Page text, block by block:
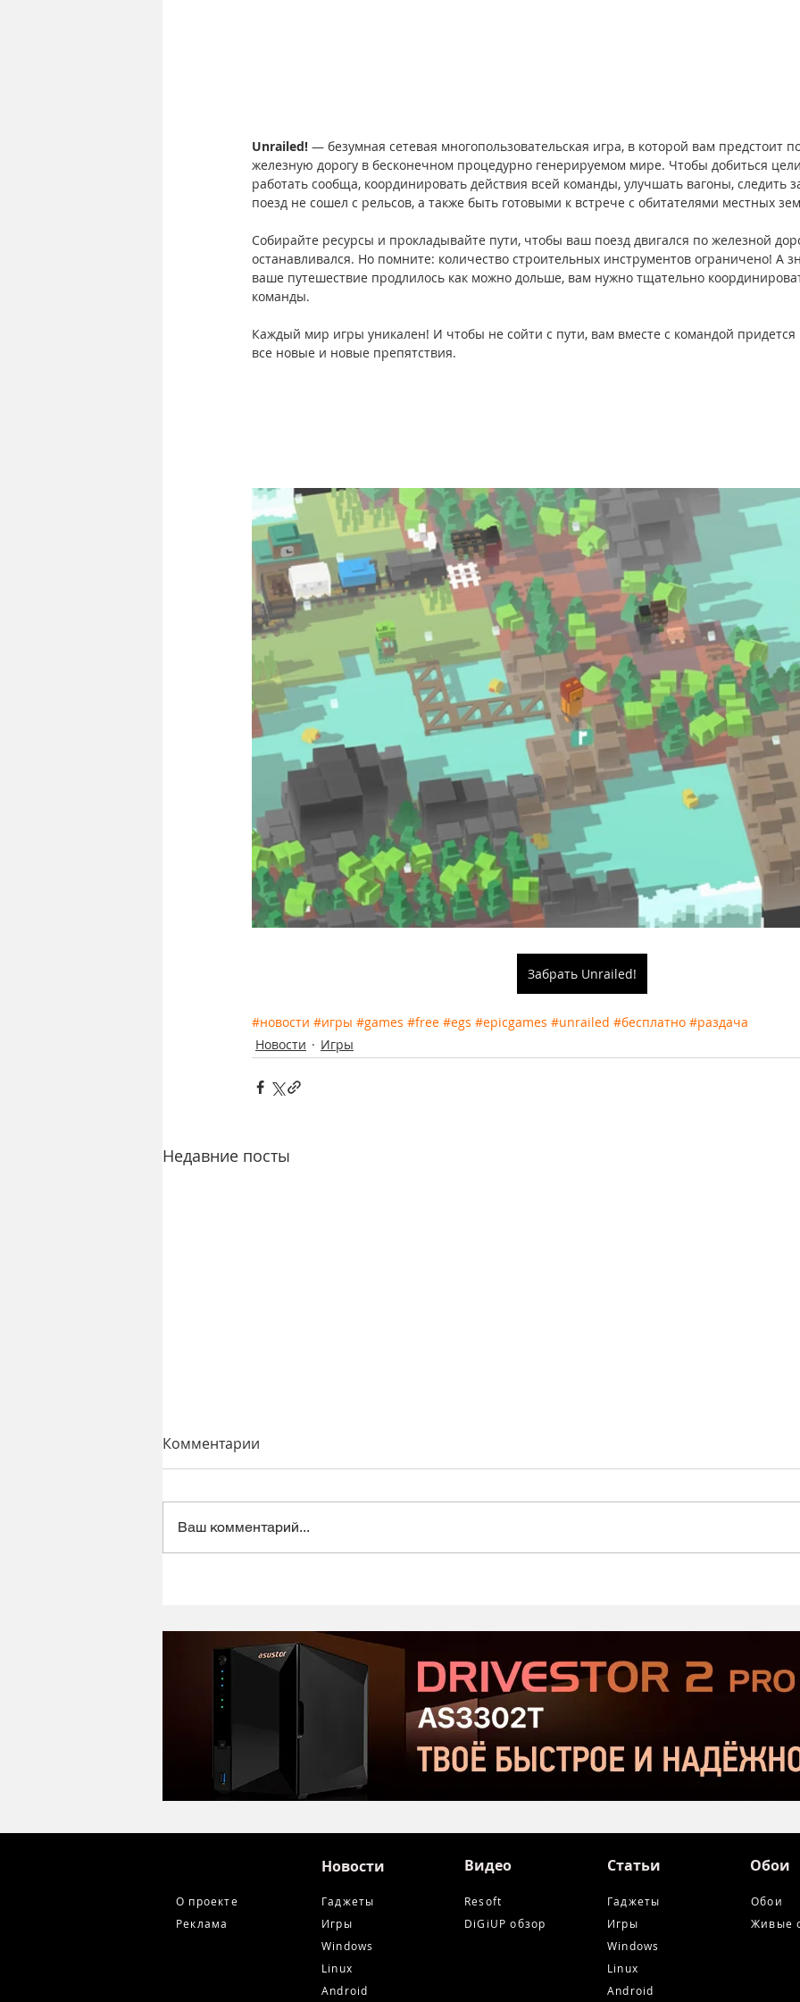
Unrailed! — безумная сетевая многопользовательская игра, в которой вам предстоит
железную дорогу в бесконечном процедурно генерируемом мире. Чтобы добиться
работать сообща, координировать действия всей команды, улучшать вагоны, следить
поезд не сошел с рельсов, а также быть готовыми к встрече с обитателями местных
Собирайте ресурсы и прокладывайте пути, чтобы ваш поезд двигался по железной
останавливался. Но помните: количество строительных инструментов ограничено! А
ваше путешествие продлилось как можно дольше, вам нужно тщательно
команды.
Каждый мир игры уникален! И чтобы не сойти с пути, вам вместе с командой придется
все новые и новые препятствия.
Забрать Unrailed!
#новости #игры #games #free #egs #epicgames #unrailed #бесплатно #раздача
Новости
Игры
Недавние посты
микрофон в ретро корпусе
Serious Sam: Shatterverse в
и
Комментарии
Ваш комментарий...
О проекте
Реклама
Новости Видео Статьи Обои
Гаджеты
Игры
Windows
Linux
Android
Resoft
DiGiUP обзор
Гаджеты
Игры
Windows
Linux
Android
Обои
Живые